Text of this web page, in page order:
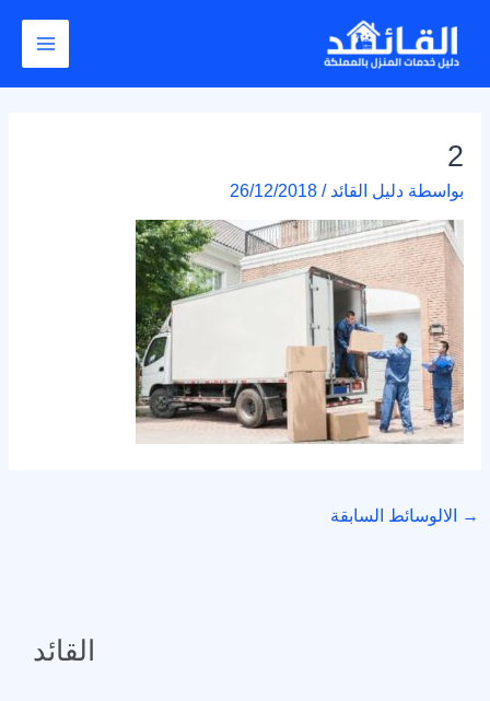
المحتوى
Main
2
بواسطة دليل القائد/
26/12/2018
navigation
→ الالوسائط السابقة
القائد